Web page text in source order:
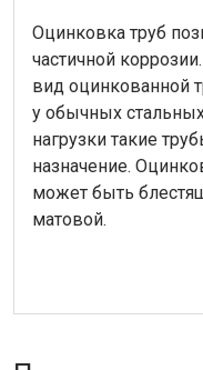
Оцинковка труб
частичной
вид оцинкованной
у обычных
нагрузки такие
назначение.
может быть
матовой.